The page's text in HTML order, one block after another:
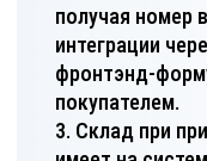
получая номер
интеграции
фронтэнд-
покупателем.
Склад при